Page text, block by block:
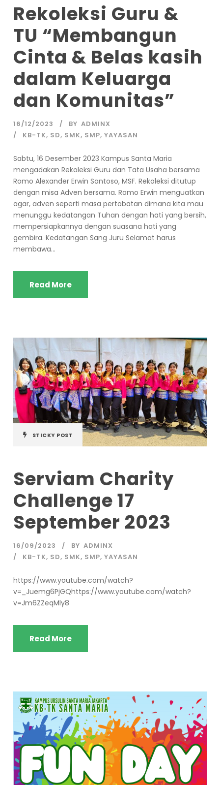
Rekoleksi Guru &
TU “Membangun
Cinta & Belas kasih
dalam Keluarga
dan Komunitas”
16/12/2023 BY ADMINX
KB-TK, SD, SMK, SMP, YAYASAN
Sabtu, 16 Desember 2023 Kampus Santa Maria
mengadakan Rekoleksi Guru dan Tata Usaha bersama
Romo Alexander Erwin Santoso, MSF. Rekoleksi ditutup
dengan misa Adven bersama. Romo Erwin menguatkan
agar, adven seperti masa pertobatan dimana kita mau
menunggu kedatangan Tuhan dengan hati yang bersih,
mempersiapkannya dengan suasana hati yang
gembira. Kedatangan Sang Juru Selamat harus
membawa...
Read More
STICKY POST
Serviam Charity
Challenge 17
September 2023
16/09/2023 BY ADMINX
KB-TK, SD, SMK, SMP, YAYASAN
https://www.youtube.com/watch?
v=_Juemg6PjGQhttps://www.youtube.com/watch?
v=Jm6ZZeqMly8
Read More